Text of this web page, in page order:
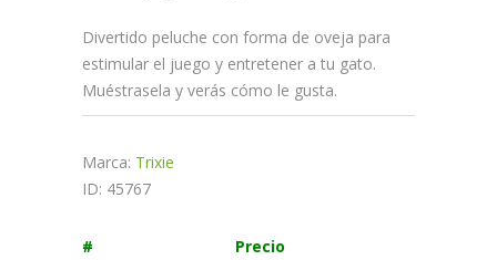
Divertido peluche con forma de oveja para
estimular el juego y entretener a tu gato.
Muéstrasela y verás cómo le gusta.
Marca: Trixie
ID: 45767
# Precio